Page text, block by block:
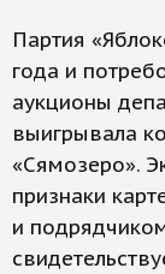
Партия
года и
аукционы
выигрывала
«Сямозеро».
признаки
и